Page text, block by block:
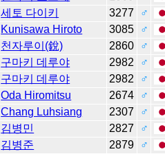
세토 다이키 3277
♂
Kunisawa Hiroto 3085
♂
천자루이(銳) 2860
♂
구마키 데루야 2982
♂
구마키 데루야 2982
♂
Oda Hiromitsu 2674
♂
Chang Luhsiang 2307
♂
김병민 2827
♂
김병준 2879
♂